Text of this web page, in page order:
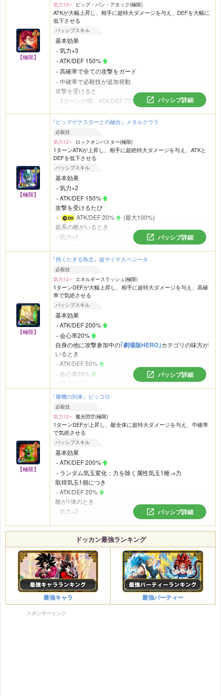
【極限】
気力12~
ビッグ・バン・アタック(極限)
ATKが大幅上昇し、相手に超特大ダメージを与え、DEFを大幅に
低下させる
パッシブスキル
基本効果
気力+3
ATK/DEF 150%
高確率で全ての攻撃をガード
中確率で必殺技が追加発動
攻撃を受けると
3ターンの間、ATK/DEF 77%
｢純粋サイヤ人｣カテゴリの敵がいる
とき
攻撃した敵を超高確率で気絶させる
パッシブ詳細
【極限】
『ビッグゲテスターとの融合』メタルクウラ
必殺技
気力12~
ロックオンバスター(極限)
1ターンATKが上昇し、相手に超絶特大ダメージを与え、ATKと
DEFを低下させる
パッシブスキル
基本効果
気力+2
ATK/DEF 150%
攻撃を受けるたび
ATK/DEF 20%
(最大100%)
超系の敵がいるとき
気力+1
｢純粋サイヤ人｣
カテゴリの敵がいるとき
気力+1
会心率20%
攻撃を受けると
ターン終了時にHP10%回復
HP50%以下
コアが登場
パッシブ詳細
【極限】
『熱くたぎる執念』超サイヤ人ベジータ
必殺技
気力12~ エネルギースラッシュ(極限)
1ターンDEFが大幅上昇し、相手に超特大ダメージを与え、高確
率で気絶させる
パッシブスキル
基本効果
ATK/DEF 200%
会心率20%
自身の他に攻撃参加中の｢劇場版HERO｣カテゴリの味方が
いるとき
ATK/DEF 50%
会心率20%
気力+2
ATK/DEF 50%
会心率30%
HP50%以下
気力+2
ATK50%
会心率30%
パッシブ詳細
【極限】
『勝機の到来』ピッコロ
必殺技
気力12~
魔光閃空(極限)
1ターンDEFが上昇し、敵全体に超特大ダメージを与え、中確率
で気絶させる
パッシブスキル
基本効果
ATK/DEF 200%
ランダム気玉変化：力を除く属性気玉1種→力
取得気玉1個につき
ATK/DEF 20%
敵が1体のとき
気力+2
会心率20%
敵が2体以上いるとき
気力+6
必ず会心が発動
パッシブ詳細
ドッカン最強ランキング
最強キャラ 最強パーティー
スポンサーリンク